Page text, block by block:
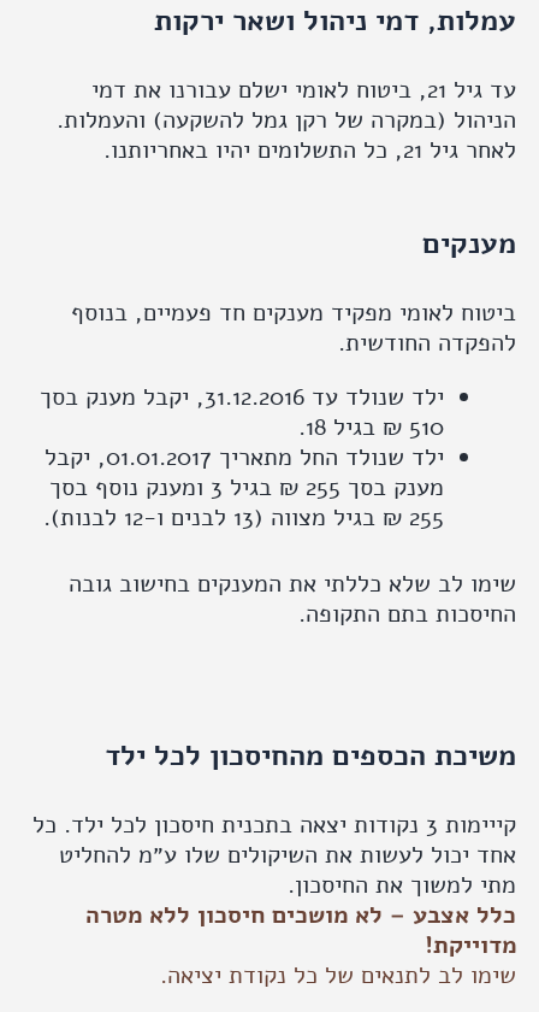
דמי ניהול ושאר ירקות
עד גיל 21, ביטוח לאומי ישלם עבורנו את דמי
(במקרה של רקן גמל להשקעה) והעמלות.
יהיו באחריותנו.
לאומי מפקיד מענקים חד פעמיים, בנוסף
החודשית.
ילד שנולד עד 31.12.2016, יקבל מענק בסך
ילד שנולד החל מתאריך 01.01.2017, יקבל
מענק בסך 255 ₪ בגיל 3 ומענק נוסף בסך
לב שלא כללתי את המענקים בחישוב גובה
בתם התקופה.
הכספים מהחיסכון לכל ילד
קייימות 3 נקודות יצאה בתכנית חיסכון לכל ילד. כל
יכול לעשות את השיקולים שלו ע״מ להחליט
למשוך את החיסכון.
אצבע – לא מושכים חיסכון ללא מטרה
לב לתנאים של כל נקודת יציאה.